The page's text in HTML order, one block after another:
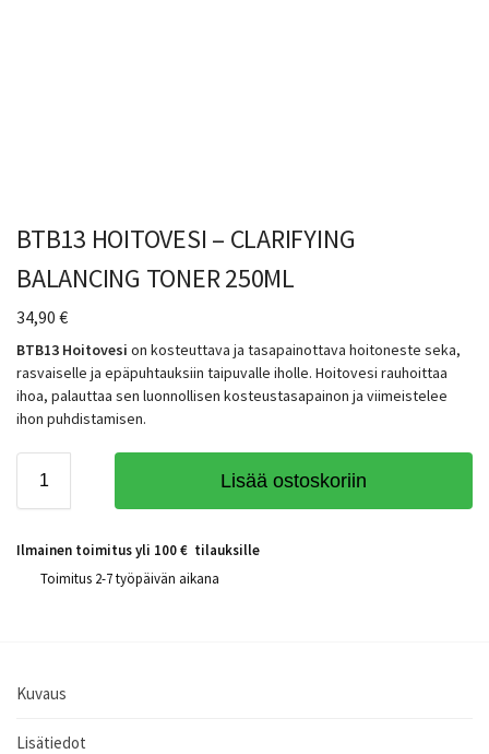
BTB13 HOITOVESI – CLARIFYING
BALANCING TONER 250ML
34,90 €
BTB13 Hoitovesi on kosteuttava ja tasapainottava hoitoneste seka,
rasvaiselle ja epäpuhtauksiin taipuvalle iholle. Hoitovesi rauhoittaa
ihoa, palauttaa sen luonnollisen kosteustasapainon ja viimeistelee
ihon puhdistamisen.
Lisää ostoskoriin
Ilmainen toimitus yli 100 € tilauksille
Toimitus 2-7 työpäivän aikana
Kuvaus
Lisätiedot